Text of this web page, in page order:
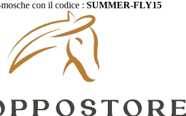
con il codice : SUMMER-FLY15